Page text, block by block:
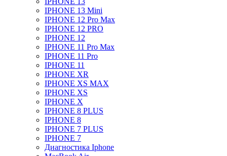
IPHONE 13 Mini
IPHONE 12 Pro Max
IPHONE 12 PRO
IPHONE 12
IPHONE 11 Pro Max
IPHONE 11 Pro
IPHONE 11
IPHONE XR
IPHONE XS MAX
IPHONE XS
IPHONE X
IPHONE 8 PLUS
IPHONE 8
IPHONE 7 PLUS
IPHONE 7
Диагностика Iphone